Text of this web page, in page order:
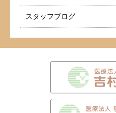
スタッフブログ